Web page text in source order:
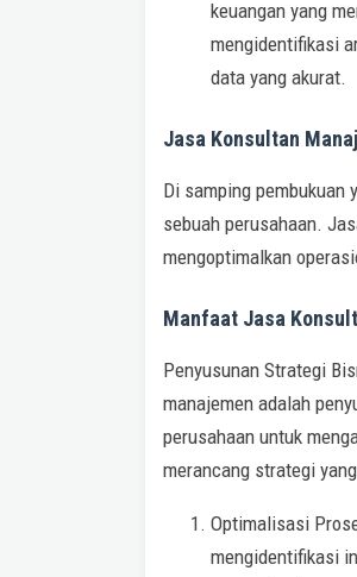
keuangan yang
mengidentifikasi
data yang akurat.
Jasa Konsultan
Di samping pembukuan
sebuah perusahaan.
mengoptimalkan
Manfaat Jasa
Penyusunan Strategi
manajemen adalah
perusahaan untuk
merancang strategi
Optimalisasi
mengidentifikasi